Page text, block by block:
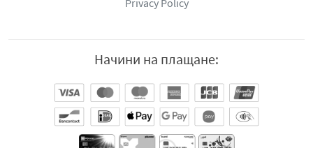
Начини на плащане: